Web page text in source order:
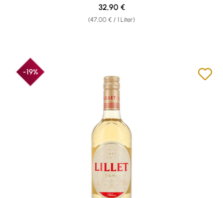
(47,00 € / 1 Liter)
Regulärer Preis:
32,90 €
-19%